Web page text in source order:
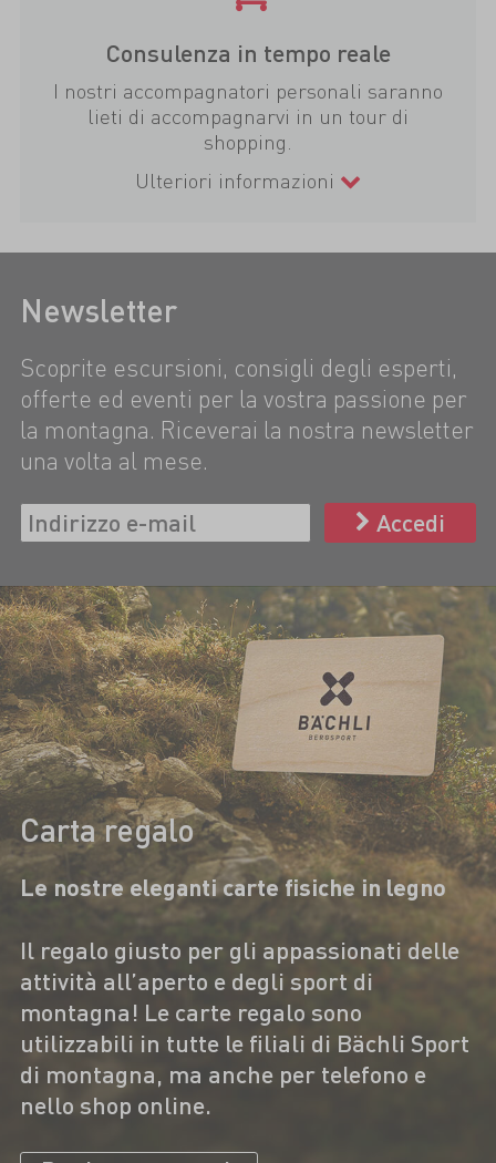
Consulenza in tempo reale
I nostri accompagnatori personali saranno
lieti di accompagnarvi in un tour di
shopping.
Ulteriori informazioni
Newsletter
Scoprite escursioni, consigli degli esperti,
offerte ed eventi per la vostra passione per
la montagna. Riceverai la nostra newsletter
una volta al mese.
Accedi
Carta regalo
Le nostre eleganti carte fisiche in legno
Il regalo giusto per gli appassionati delle
attività all’aperto e degli sport di
montagna! Le carte regalo sono
utilizzabili in tutte le filiali di Bächli Sport
di montagna, ma anche per telefono e
nello shop online.